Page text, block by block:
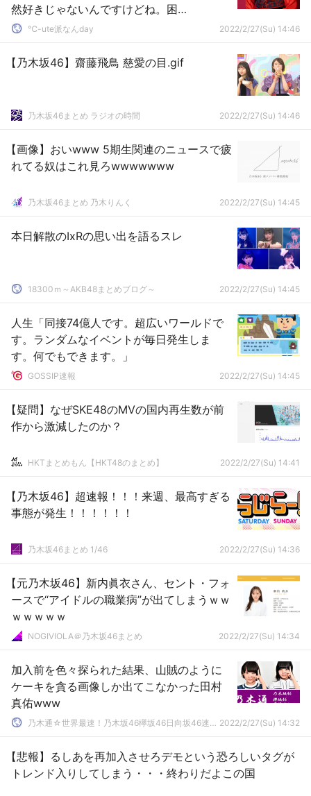
然好きじゃないんですけどね。困
る、、、、」
℃-ute派なんday 2022/2/27(Su) 14:46
【乃木坂46】齋藤飛鳥 慈愛の目.gif
乃木坂46まとめ ラジオの時間 2022/2/27(Su) 14:46
【画像】おいwww 5期生関連のニュースで疲
れてる奴はこれ見ろwwwwwww
乃木坂46まとめ 乃木りんく 2022/2/27(Su) 14:45
本日解散のIxRの思い出を語るスレ
18300ｍ～AKB48まとめブログ～ 2022/2/27(Su) 14:45
人生「同接74億人です。超広いワールドで
す。ランダムなイベントが毎日発生しま
す。何でもできます。」
GOSSIP速報 2022/2/27(Su) 14:45
【疑問】なぜSKE48のMVの国内再生数が前
作から激減したのか？
HKTまとめもん【HKT48のまとめ】 2022/2/27(Su) 14:41
【乃木坂46】超速報！！！来週、最高すぎる
事態が発生！！！！！！
乃木坂46まとめ 1/46 2022/2/27(Su) 14:36
【元乃木坂46】新内眞衣さん、セント・フォ
ースで“アイドルの職業病”が出てしまうｗｗ
ｗｗｗｗｗ
NOGIVIOLA＠乃木坂46まとめ 2022/2/27(Su) 14:34
加入前を色々探られた結果、山賊のように
ケーキを貪る画像しか出てこなかった田村
真佑www
乃木通☆世界最速！乃木坂46欅坂46日向坂46速報まとめ 2022/2/27(Su) 14:32
【悲報】るしあを再加入させろデモという恐ろしいタグが
トレンド入りしてしまう・・・終わりだよこの国